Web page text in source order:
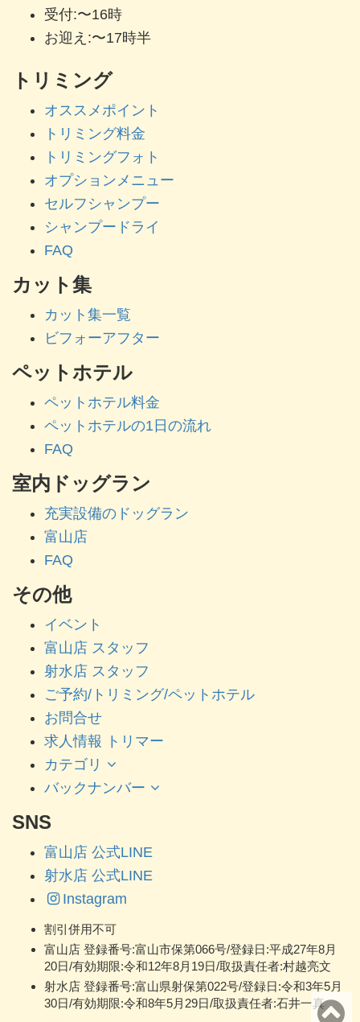
受付:〜16時
お迎え:〜17時半
トリミング
オススメポイント
トリミング料金
トリミングフォト
オプションメニュー
セルフシャンプー
シャンプードライ
FAQ
カット集
カット集一覧
ビフォーアフター
ペットホテル
ペットホテル料金
ペットホテルの1日の流れ
FAQ
室内ドッグラン
充実設備のドッグラン
富山店
FAQ
その他
イベント
富山店 スタッフ
射水店 スタッフ
ご予約/トリミング/ペットホテル
お問合せ
求人情報 トリマー
カテゴリ
バックナンバー
SNS
富山店 公式LINE
射水店 公式LINE
Instagram
割引併用不可
富山店 登録番号:富山市保第066号/登録日:平成27年8月
20日/有効期限:令和12年8月19日/取扱責任者:村越亮文
射水店 登録番号:富山県射保第022号/登録日:令和3年5月
30日/有効期限:令和8年5月29日/取扱責任者:石井一真